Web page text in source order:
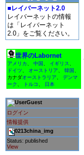
■レイバーネット2.0
レイバーネットの情報
は「レイバーネット
2.0」をご覧ください。
世界のLabornet
アメリカ 中国 イギリス
ドイツ
オーストリア 韓国
カナダオーストラリア
デンマ
ーク
トルコ 日本
Guest
ログイン
情報提供
0213china_img
Status: published
View